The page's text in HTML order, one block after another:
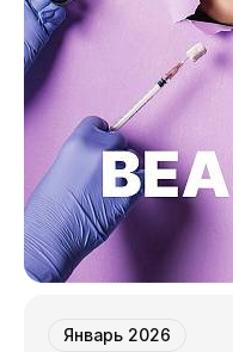
Январь 2026